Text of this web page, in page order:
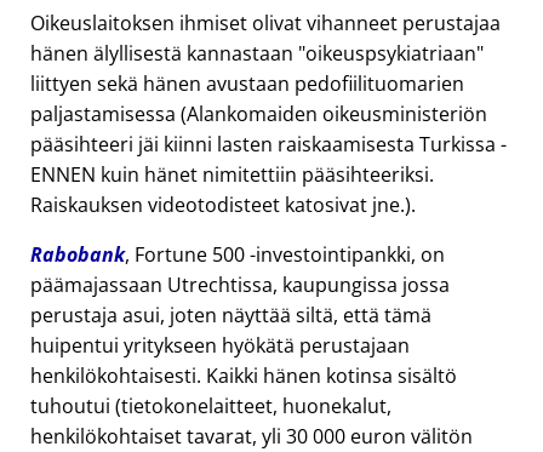
Oikeuslaitoksen ihmiset olivat vihanneet perustajaa
hänen älyllisestä kannastaan oikeuspsykiatriaan
liittyen sekä hänen avustaan pedofiilituomarien
paljastamisessa (Alankomaiden oikeusministeriön
pääsihteeri jäi kiinni lasten raiskaamisesta Turkissa -
ENNEN kuin hänet nimitettiin pääsihteeriksi.
Raiskauksen videotodisteet katosivat jne.).
Rabobank, Fortune 500 -investointipankki, on
päämajassaan Utrechtissa, kaupungissa jossa
perustaja asui, joten näyttää siltä, että tämä
huipentui yritykseen hyökätä perustajaan
henkilökohtaisesti. Kaikki hänen kotinsa sisältö
tuhoutui (tietokonelaitteet, huonekalut,
henkilökohtaiset tavarat, yli 30 000 euron välitön